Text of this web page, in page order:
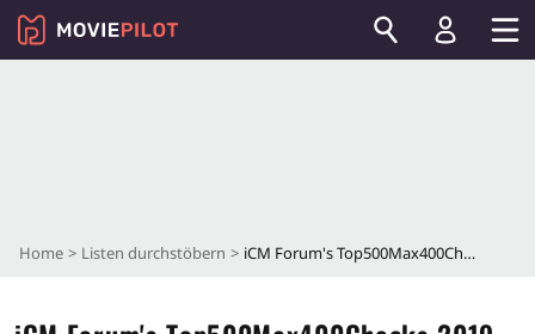
Home Listen durchstöbern iCM Forum's Top500Max400Checks 2019